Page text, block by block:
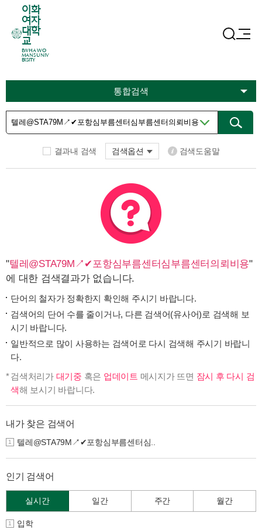
이화
여자
대학
교
EWHA WO
MANS UNIV
ERSITY
통합검색
결과내 검색 검색옵션 검색도움말
"텔레@STA79M↗✔포항심부름센터심부름센터의뢰비용"
에 대한 검색결과가 없습니다.
단어의 철자가 정확한지 확인해 주시기 바랍니다.
검색어의 단어 수를 줄이거나, 다른 검색어(유사어)로 검색해 보
시기 바랍니다.
일반적으로 많이 사용하는 검색어로 다시 검색해 주시기 바랍니
다.
검색처리가 대기중 혹은 업데이트 메시지가 뜨면 잠시 후 다시 검
색해 보시기 바랍니다.
내가 찾은 검색어
1 텔레@STA79M↗✔포항심부름센터심..
인기 검색어
실시간 일간 주간 월간
1 입학